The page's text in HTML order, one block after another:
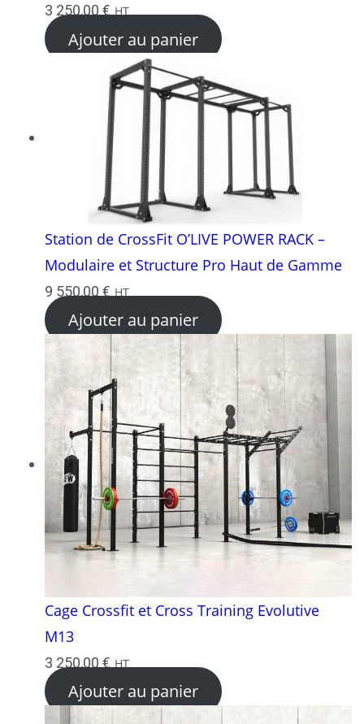
3 250,00 € HT
Ajouter au panier
Station de CrossFit O’LIVE POWER RACK –
Modulaire et Structure Pro Haut de Gamme
9 550,00 € HT
Ajouter au panier
Cage Crossfit et Cross Training Evolutive
M13
3 250,00 € HT
Ajouter au panier